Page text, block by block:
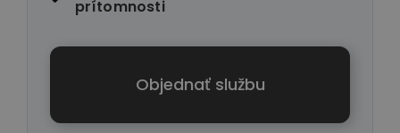
prítomnosti
Objednať službu